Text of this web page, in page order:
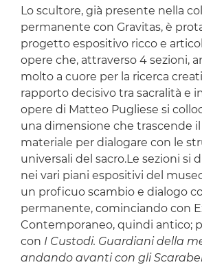
Lo scultore, già presente nella
permanente con Gravitas, è
progetto espositivo ricco e
opere che, attraverso 4 sezioni,
molto a cuore per la ricerca
rapporto decisivo tra sacralità e
opere di Matteo Pugliese si
una dimensione che trascende
materiale per dialogare con le
universali del sacro.Le sezioni si
nei vari piani espositivi del
un proficuo scambio e dialogo
permanente, cominciando con
Contemporaneo, quindi antico;
con I Custodi. Guardiani della
andando avanti con gli